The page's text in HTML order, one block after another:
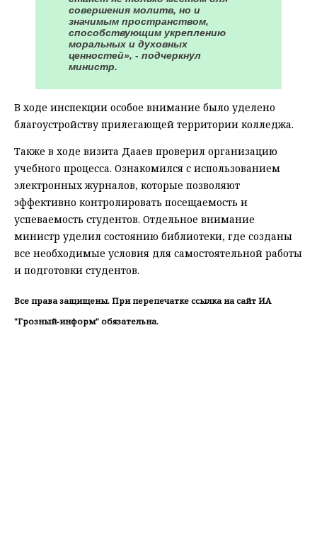
совершения молитв, но и
значимым пространством,
способствующим укреплению
моральных и духовных
ценностей», - подчеркнул
министр.
В ходе инспекции особое внимание было уделено
благоустройству прилегающей территории колледжа.
Также в ходе визита Дааев проверил организацию
учебного процесса. Ознакомился с использованием
электронных журналов, которые позволяют
эффективно контролировать посещаемость и
успеваемость студентов. Отдельное внимание
министр уделил состоянию библиотеки, где созданы
все необходимые условия для самостоятельной работы
и подготовки студентов.
Все права защищены. При перепечатке ссылка на сайт ИА
"Грозный-информ" обязательна.